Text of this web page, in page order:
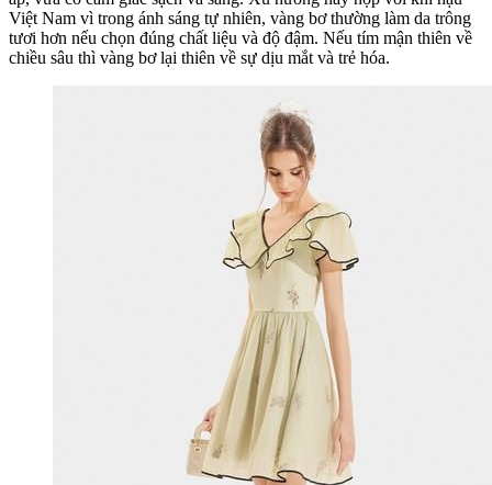
Việt Nam vì trong ánh sáng tự nhiên, vàng bơ thường làm da trông
tươi hơn nếu chọn đúng chất liệu và độ đậm. Nếu tím mận thiên về
chiều sâu thì vàng bơ lại thiên về sự dịu mắt và trẻ hóa.